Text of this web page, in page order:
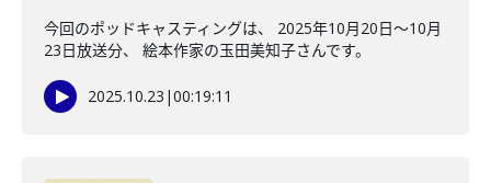
今回のポッドキャスティングは、 2025年10月20日〜10月
23日放送分、 絵本作家の玉田美知子さんです。
2025.10.23 |00:19:11